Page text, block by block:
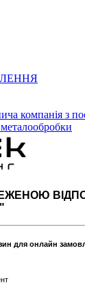
для онлайн